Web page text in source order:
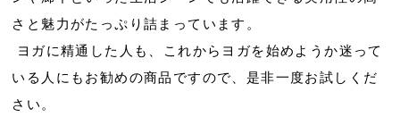
さと魅力がたっぷり詰まっています。
ヨガに精通した人も、これからヨガを始めようか迷って
いる人にもお勧めの商品ですので、是非一度お試しくだ
さい。